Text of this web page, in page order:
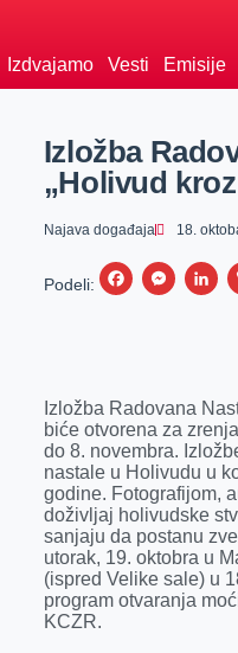
Izdvajamo Vesti Emisije
Izložba
„Holivud
Najava događaja 18.
Podeli:
F
b
o
o
k
M
e
g
e
r
L
e
d
I
n
Izložba Radovana
biće otvorena za
do 8. novembra.
nastale u Holivudu u
godine. Fotografijom,
doživljaj holivudske
sanjaju da postanu
utorak, 19. oktobra u
(ispred Velike sale) u
program otvaranja
KCZR.